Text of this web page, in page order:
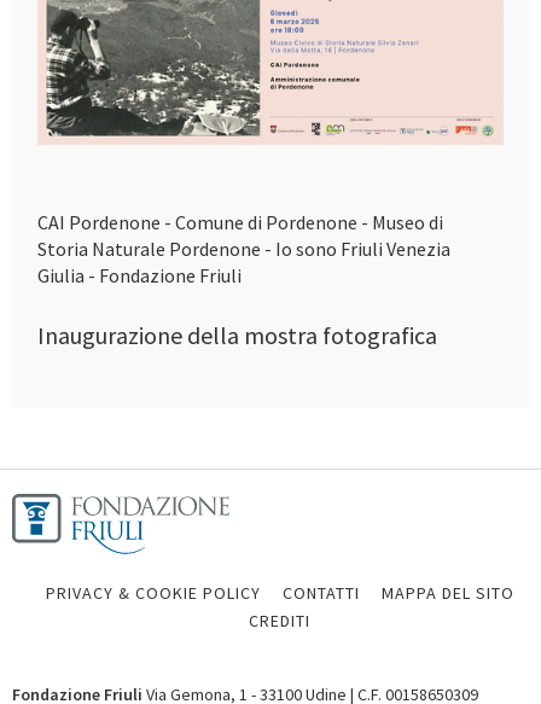
CAI Pordenone - Comune di Pordenone - Museo di
Storia Naturale Pordenone - Io sono Friuli Venezia
Giulia - Fondazione Friuli
Inaugurazione della mostra fotografica
PRIVACY & COOKIE POLICY CONTATTI
MAPPA DEL SITO
CREDITI
Fondazione Friuli Via Gemona, 1 - 33100 Udine | C.F. 00158650309